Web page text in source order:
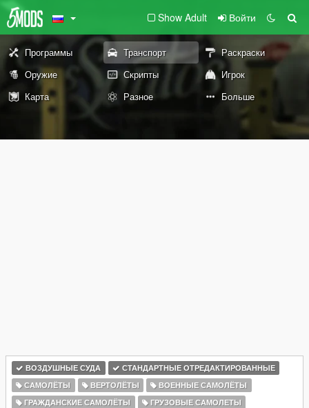
Show Adult Войти
Программы Транспорт
Раскраски
Оружие
Скрипты
Игрок
Карта
Разное Больше
ВОЗДУШНЫЕ СУДА
СТАНДАРТНЫЕ ОТРЕДАКТИРОВАННЫЕ
САМОЛЁТЫ
ВЕРТОЛЁТЫ
ВОЕННЫЕ САМОЛЁТЫ
ГРАЖДАНСКИЕ САМОЛЁТЫ
ГРУЗОВЫЕ САМОЛЕТЫ